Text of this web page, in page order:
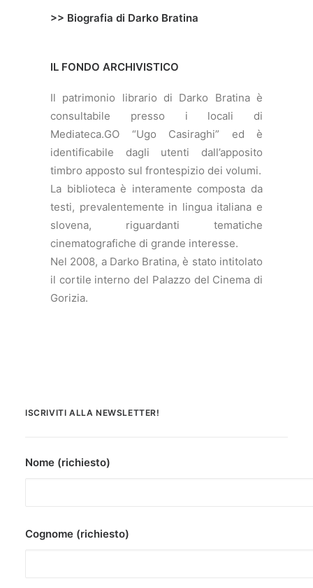
>> Biografia di Darko Bratina
IL FONDO ARCHIVISTICO
Il patrimonio librario di Darko Bratina è
consultabile presso i locali di
Mediateca.GO “Ugo Casiraghi” ed è
identificabile dagli utenti dall’apposito
timbro apposto sul frontespizio dei volumi.
La biblioteca è interamente composta da
testi, prevalentemente in lingua italiana e
slovena, riguardanti tematiche
cinematografiche di grande interesse.
Nel 2008, a Darko Bratina, è stato intitolato
il cortile interno del Palazzo del Cinema di
Gorizia.
ISCRIVITI ALLA NEWSLETTER!
Nome (richiesto)
Cognome (richiesto)